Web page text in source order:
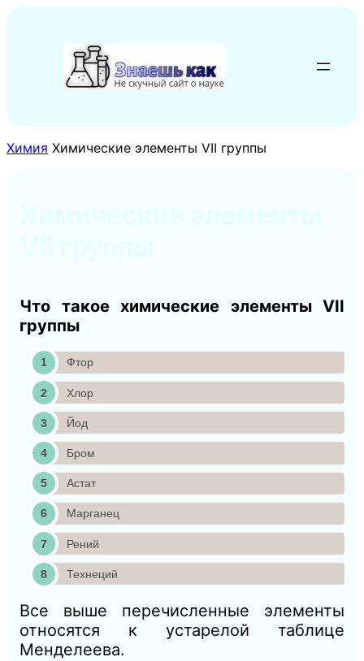
содержимому
Химия Химические элементы VII группы
Что такое химические элементы VII
группы
Фтор
Хлор
Йод
Бром
Астат
Марганец
Рений
Технеций
Все выше перечисленные элементы
относятся к устарелой таблице
Менделеева.